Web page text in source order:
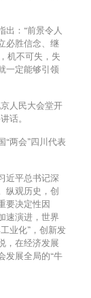
出：“前景令人
必胜信念、继
机不可失，失
一定能够引领
人民大会堂开
话。
“两会”四川代表
近平总书记深
纵观历史，创
要决定性因
速演进，世界
业化”，创新发
，在经济发展
发展全局的“牛